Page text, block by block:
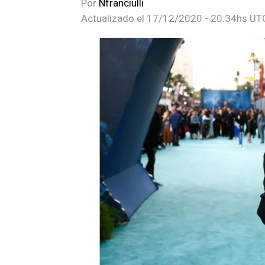
Por Nfranciulli
Actualizado el 17/12/2020 - 20:34hs